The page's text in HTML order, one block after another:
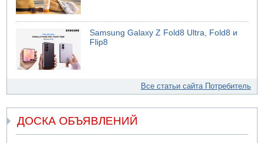
Samsung Galaxy Z Fold8 Ultra, Fold8 и
Flip8
Все статьи сайта Потребитель
ДОСКА ОБЪЯВЛЕНИЙ